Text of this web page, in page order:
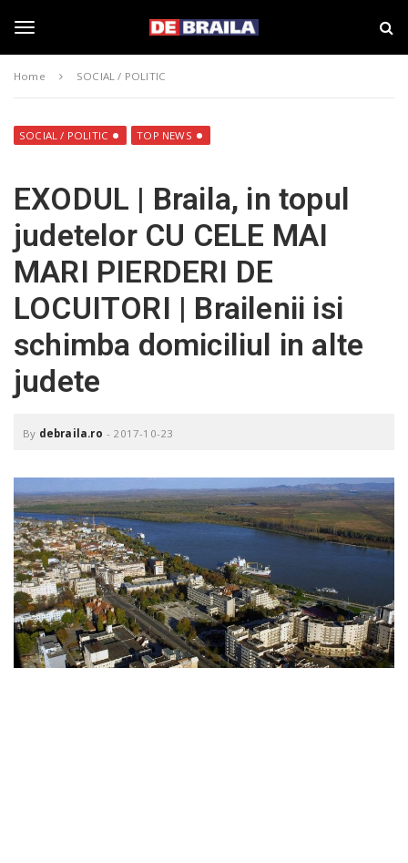
g
l
e
n
a
i
g
a
i
a
a
–
d
e
b
r
a
i
l
a
.
r
Home SOCIAL / POLITIC
SOCIAL / POLITIC TOP NEWS
EXODUL | Braila, in topul
judetelor CU CELE MAI
MARI PIERDERI DE
LOCUITORI | Brailenii isi
schimba domiciliul in alte
judete
By debraila.ro - 2017-10-23